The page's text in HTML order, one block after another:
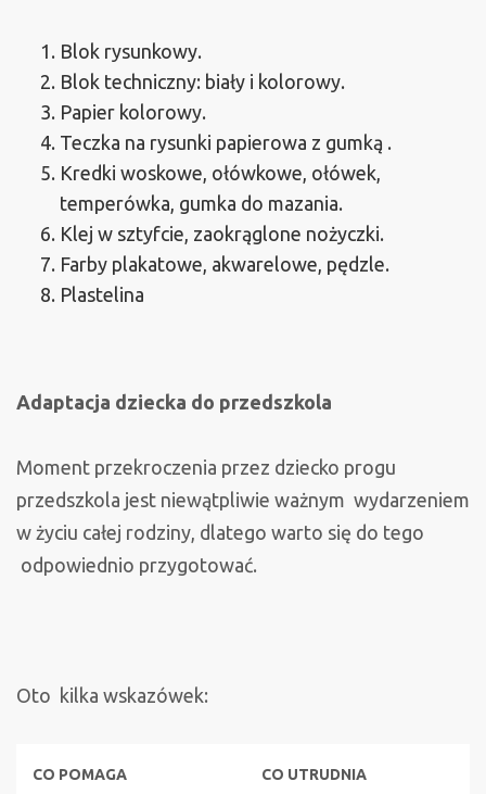
Blok rysunkowy.
Blok techniczny: biały i kolorowy.
Papier kolorowy.
Teczka na rysunki papierowa z gumką .
Kredki woskowe, ołówkowe, ołówek,
temperówka, gumka do mazania.
Klej w sztyfcie, zaokrąglone nożyczki.
Farby plakatowe, akwarelowe, pędzle.
Plastelina
Adaptacja dziecka do przedszkola
Moment przekroczenia przez dziecko progu
przedszkola jest niewątpliwie ważnym wydarzeniem
w życiu całej rodziny, dlatego warto się do tego
odpowiednio przygotować.
Oto kilka wskazówek:
CO POMAGA CO UTRUDNIA